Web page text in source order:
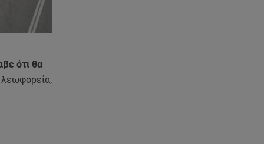
ότι θα
λεωφορεία,